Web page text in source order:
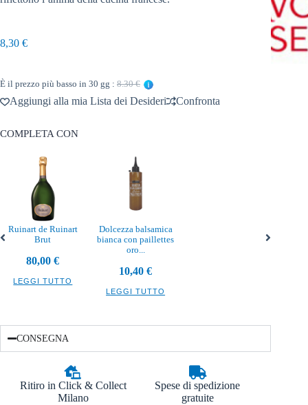
8,30 €
È il prezzo più basso in 30 gg : 8.30 €
Aggiungi alla mia Lista dei Desideri Confronta
COMPLETA CON
Ruinart de Ruinart
Brut
80,00€
LEGGI TUTTO
Dolcezza balsamica
bianca con paillettes
oro...
10,40€
LEGGI TUTTO
CONSEGNA
Ritiro in Click & Collect
Milano
Spese di spedizione
gratuite